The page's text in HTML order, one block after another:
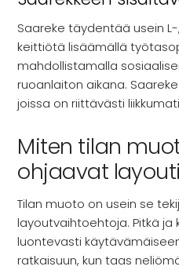
Saareke täydentää usein
keittiötä lisäämällä
mahdollistamalla
ruoanlaiton aikana.
joissa on riittävästi
Miten tilan
ohjaavat
Tilan muoto on usein se
layoutvaihtoehtoja. Pitkä ja
luontevasti
ratkaisuun, kun taas